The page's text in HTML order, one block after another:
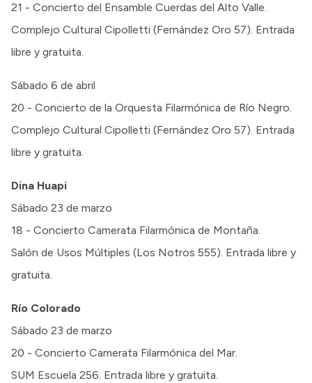
21 - Concierto del Ensamble Cuerdas del Alto Valle.
Complejo Cultural Cipolletti (Fernández Oro 57). Entrada
libre y gratuita.
Sábado 6 de abril
20 - Concierto de la Orquesta Filarmónica de Río Negro.
Complejo Cultural Cipolletti (Fernández Oro 57). Entrada
libre y gratuita.
Dina Huapi
Sábado 23 de marzo
18 - Concierto Camerata Filarmónica de Montaña.
Salón de Usos Múltiples (Los Notros 555). Entrada libre y
gratuita.
Río Colorado
Sábado 23 de marzo
20 - Concierto Camerata Filarmónica del Mar.
SUM Escuela 256. Entrada libre y gratuita.